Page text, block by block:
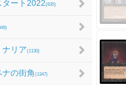
タート2022(835)
ナリア(1130)
の街角 (1347)